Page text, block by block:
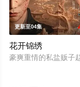
更新至04集
花开锦绣
豪爽重情的私盐贩子